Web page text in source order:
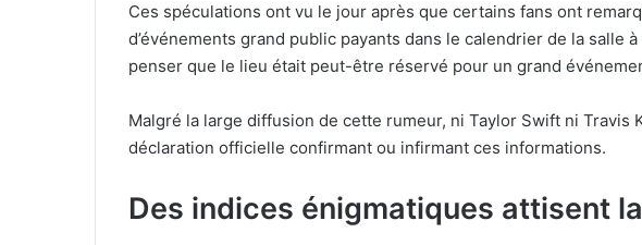
Ces spéculations ont vu le jour après que certains fans ont
d’événements grand public payants dans le calendrier de la salle
penser que le lieu était peut-être réservé pour un grand
Malgré la large diffusion de cette rumeur, ni Taylor Swift ni Travis
déclaration officielle confirmant ou infirmant ces informations.
Des indices énigmatiques attisent